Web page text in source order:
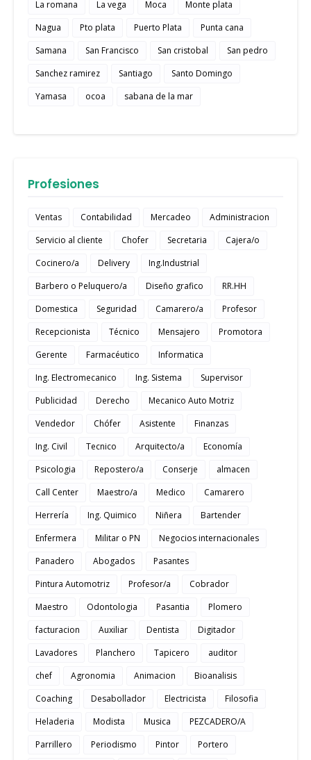
La romana La vega Moca
Monte plata
Nagua
Pto plata Puerto Plata
Punta cana
Samana
San Francisco San cristobal
San pedro
Sanchez ramirez
Santiago
Santo Domingo
Yamasa
ocoa sabana de la mar
Profesiones
Ventas Contabilidad Mercadeo
Administracion
Servicio al cliente
Chofer Secretaria
Cajera/o
Cocinero/a
Delivery
Ing.Industrial
Barbero o Peluquero/a
Diseño grafico
RR.HH
Domestica
Seguridad Camarero/a
Profesor
Recepcionista
Técnico Mensajero
Promotora
Gerente
Farmacéutico
Informatica
Ing. Electromecanico
Ing. Sistema
Supervisor
Publicidad
Derecho
Mecanico Auto Motriz
Vendedor
Chófer Asistente
Finanzas
Ing. Civil
Tecnico Arquitecto/a
Economía
Psicologia
Repostero/a Conserje
almacen
Call Center
Maestro/a Medico
Camarero
Herrería
Ing. Quimico Niñera
Bartender
Enfermera
Militar o PN
Negocios internacionales
Panadero
Abogados
Pasantes
Pintura Automotriz
Profesor/a
Cobrador
Maestro
Odontologia Pasantia
Plomero
facturacion
Auxiliar Dentista
Digitador
Lavadores
Planchero Tapicero
auditor
chef
Agronomia Animacion
Bioanalisis
Coaching
Desabollador Electricista
Filosofia
Heladeria
Modista Musica
PEZCADERO/A
Parrillero
Periodismo Pintor
Portero